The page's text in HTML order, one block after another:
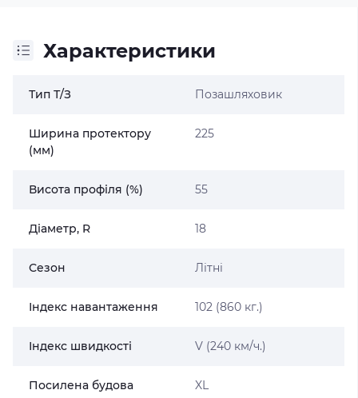
Характеристики
Тип Т/З Позашляховик
Ширина протектору
(мм)
225
Висота профіля (%) 55
Діаметр, R 18
Сезон Літні
Індекс навантаження 102 (860 кг.)
Індекс швидкості V (240 км/ч.)
Посилена будова XL